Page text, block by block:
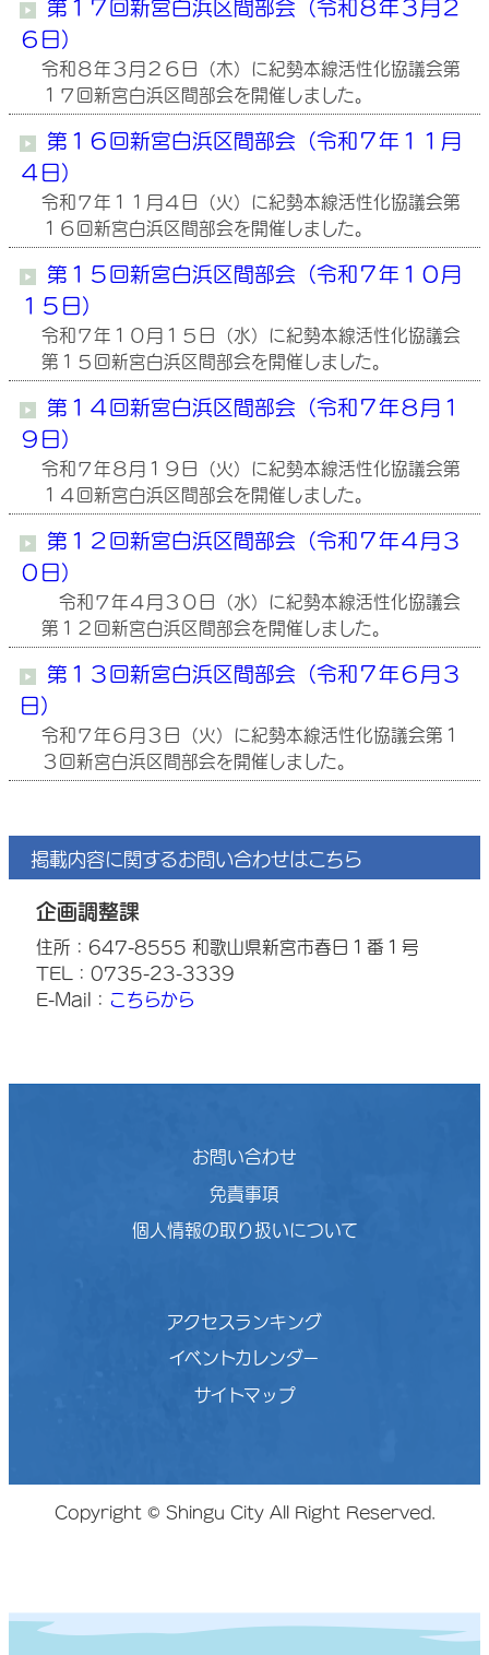
第１７回新宮白浜区間部会（令和８年３月２
６日）
令和８年３月２６日（木）に紀勢本線活性化協議会第
１７回新宮白浜区間部会を開催しました。
第１６回新宮白浜区間部会（令和７年１１月
４日）
令和７年１１月４日（火）に紀勢本線活性化協議会第
１６回新宮白浜区間部会を開催しました。
第１５回新宮白浜区間部会（令和７年１０月
１５日）
令和７年１０月１５日（水）に紀勢本線活性化協議会
第１５回新宮白浜区間部会を開催しました。
第１４回新宮白浜区間部会（令和７年８月１
９日）
令和７年８月１９日（火）に紀勢本線活性化協議会第
１４回新宮白浜区間部会を開催しました。
第１２回新宮白浜区間部会（令和７年４月３
０日）
令和７年４月３０日（水）に紀勢本線活性化協議会
第１２回新宮白浜区間部会を開催しました。
第１３回新宮白浜区間部会（令和７年６月３
日）
令和７年６月３日（火）に紀勢本線活性化協議会第１
３回新宮白浜区間部会を開催しました。
掲載内容に関するお問い合わせはこちら
企画調整課
住所：647-8555 和歌山県新宮市春日１番１号
TEL：0735-23-3339
E-Mail： こちらから
お問い合わせ
免責事項
個人情報の取り扱いについて
アクセスランキング
イベントカレンダー
サイトマップ
Copyright © Shingu City All Right Reserved.